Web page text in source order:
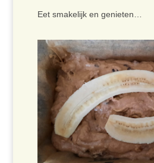
Eet smakelijk en genieten…